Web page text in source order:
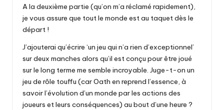
A la deuxième partie (qu’on m’a réclamé rapidement),
je vous assure que tout le monde est au taquet dès le
départ !
J’ajouterai qu’écrire ‘un jeu qui n’a rien d’exceptionnel’
sur deux manches alors qu’il est conçu pour être joué
sur le long terme me semble incroyable. Juge-t-on un
jeu de rôle touffu (car Oath en reprend l’essence, à
savoir l’évolution d’un monde par les actions des
joueurs et leurs conséquences) au bout d’une heure ?